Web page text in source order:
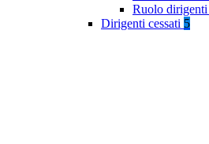
Ruolo dirigenti
Dirigenti cessati 5